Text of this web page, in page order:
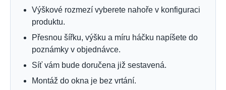
Výškové rozmezí vyberete nahoře v konfiguraci
produktu.
Přesnou šířku, výšku a míru háčku napíšete do
poznámky v objednávce.
Síť vám bude doručena již sestavená.
Montáž do okna je bez vrtání.